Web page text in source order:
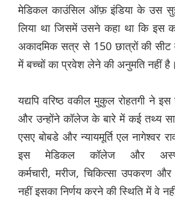
मेडिकल काउंसिल ऑफ़ इंडिया के उस
लिया था जिसमें उसने कहा था कि इस
अकादमिक सत्र से 150 छात्रों की सीट
में बच्चों का प्रवेश लेने की अनुमति नहीं है।
यद्यपि वरिष्ठ वकील मुकुल रोहतगी ने
और उन्होंने कॉलेज के बारे में कई तथ्य
एसए बोबडे और न्यायमूर्ति एल नागेश्वर
इस मेडिकल कॉलेज और
कर्मचारी, मरीज, चिकित्सा उपकरण
नहीं इसका निर्णय करने की स्थिति में वे